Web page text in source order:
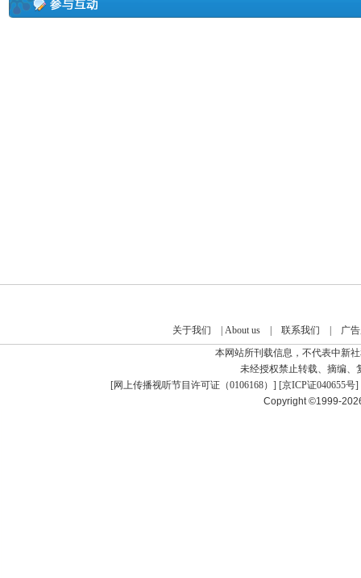
关于我们 About us| 联系我们
广
本网站所刊载信息，不代表中新
未经授权禁止转载、摘编、
[网上传播视听节目许可证（0106168） ] [京ICP证040655号]
Copyright ©1999-